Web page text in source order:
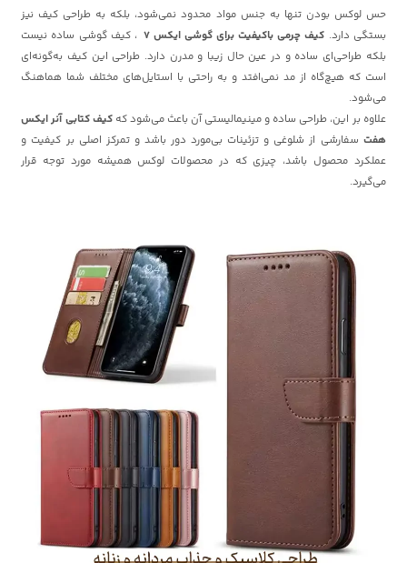
حس لوکس بودن تنها به جنس مواد محدود نمی‌شود، بلکه به طراحی کیف نیز
بستگی دارد. کیف چرمی باکیفیت برای گوشی ایکس 7
، کیف گوشی ساده نیست
بلکه طراحی‌ای ساده و در عین حال زیبا و مدرن دارد. طراحی این کیف به‌گونه‌ای
است که هیچ‌گاه از مد نمی‌افتد و به راحتی با استایل‌های مختلف شما هماهنگ
می‌شود.
علاوه بر این، طراحی ساده و مینیمالیستی آن باعث می‌شود کهکیف کتابی آنر ایکس
هفت سفارشی از شلوغی و تزئینات بی‌مورد دور باشد و تمرکز اصلی بر کیفیت و
عملکرد محصول باشد، چیزی که در محصولات لوکس همیشه مورد توجه قرار
می‌گیرد.